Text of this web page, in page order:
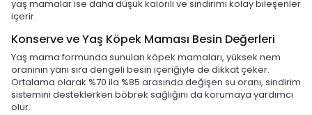
yaş mamalar ise daha düşük kalorili ve sindirimi kolay bileşenler
içerir.
Konserve ve Yaş Köpek Maması Besin Değerleri
Yaş mama formunda sunulan köpek mamaları, yüksek nem
oranının yanı sıra dengeli besin içeriğiyle de dikkat çeker.
Ortalama olarak %70 ila %85 arasında değişen su oranı, sindirim
sistemini desteklerken böbrek sağlığını da korumaya yardımcı
olur.